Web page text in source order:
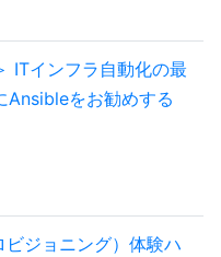
ITインフラ自動化の最
Ansibleをお勧めする
ジョニング）体験ハ